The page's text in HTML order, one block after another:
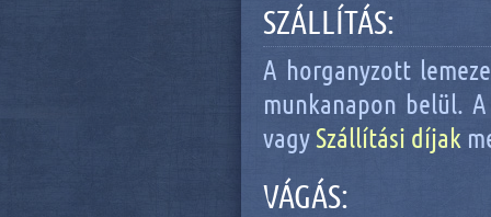
SZÁLLÍTÁS:
A horganyzott
munkanapon belül.
vagySzállítási díjak
VÁGÁS: